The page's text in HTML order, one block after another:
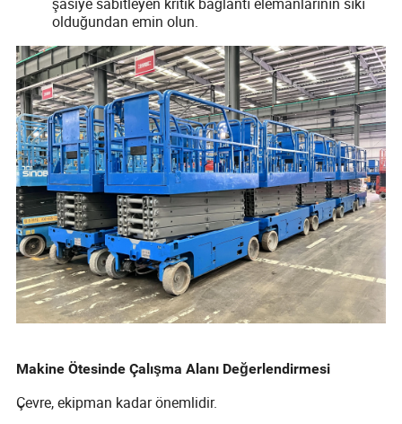
olduğundan emin olun.
Makine Ötesinde Çalışma Alanı Değerlendirmesi
Çevre, ekipman kadar önemlidir.